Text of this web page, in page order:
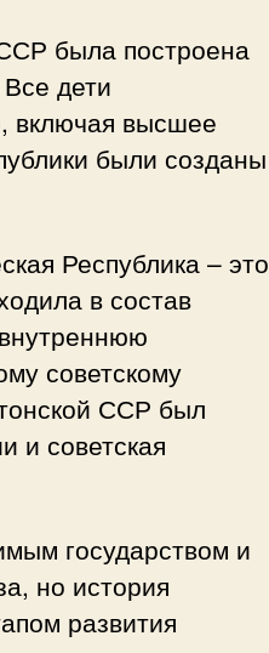
была построена
дети
включая высшее
были созданы
Республика – это
в состав
советскому
ССР был
и советская
государством и
но история
развития